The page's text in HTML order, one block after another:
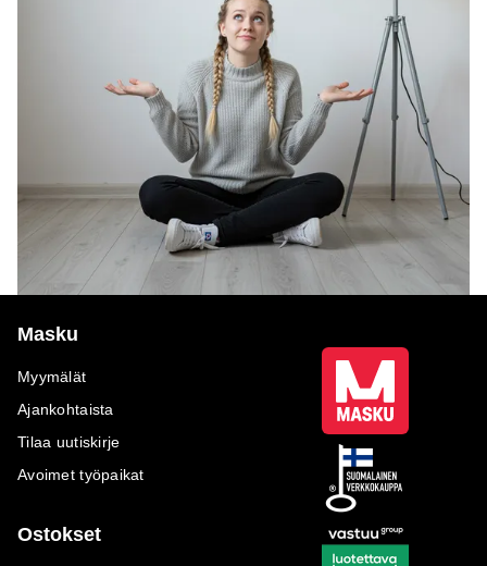
Masku
Myymälät
Ajankohtaista
Tilaa uutiskirje
Avoimet työpaikat
Ostokset